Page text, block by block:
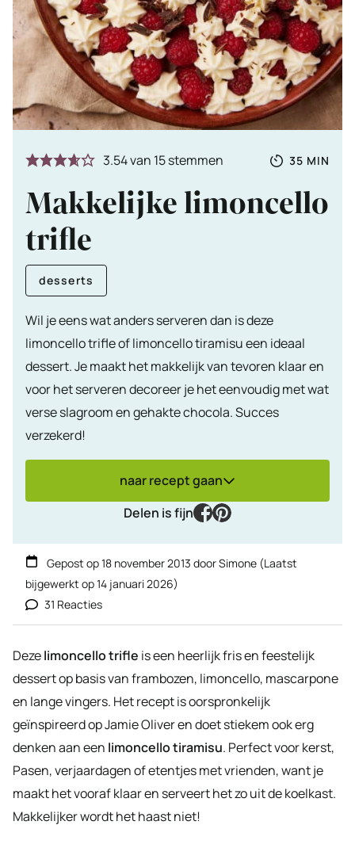
3.54van 15stemmen
Totale
35 MIN
Makkelijke limoncello
trifle
desserts
Wil je eens wat anders serveren dan is deze
limoncello trifle of limoncello tiramisu een ideaal
dessert. Je maakt het makkelijk van tevoren klaar en
voor het serveren decoreer je het eenvoudig met wat
verse slagroom en gehakte chocola. Succes
verzekerd!
naar recept gaan
Delen is fijn
facebook
pinterest
Gepost op18 november 2013 doorSimone (Laatst
bijgewerkt op14 januari 2026)
31 Reacties
Dezelimoncello trifle is een heerlijk fris en feestelijk
dessert op basis van frambozen, limoncello, mascarpone
en lange vingers. Het recept is oorspronkelijk
geïnspireerd op Jamie Oliver en doet stiekem ook erg
denken aan een limoncello tiramisu. Perfect voor kerst,
Pasen, verjaardagen of etentjes met vrienden, want je
maakt het vooraf klaar en serveert het zo uit de koelkast.
Makkelijker wordt het haast niet!